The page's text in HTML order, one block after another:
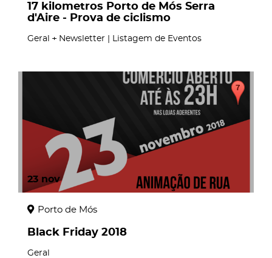
17 kilometros Porto de Mós Serra
d'Aire - Prova de ciclismo
Geral Newsletter | Listagem de Eventos
23 nov
Porto de Mós
Black Friday 2018
Geral